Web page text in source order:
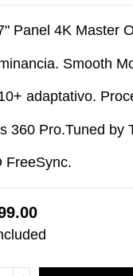
Panel 4K Master
Smooth
adaptativo.
360 Pro.Tuned by
FreeSync.